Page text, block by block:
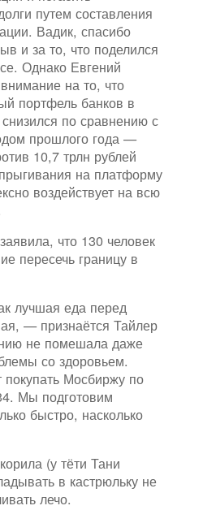
путем составления
Вадик, спасибо
и за то, что поделился
Однако Евгений
на то, что
портфель банков в
по сравнению с
прошлого года —
10,7 трлн рублей
на платформу
воздействует на всю
что 130 человек
пересечь границу в
лучшая еда перед
— признаётся Тайлер
не помешала даже
со здоровьем.
Мосбиржу по
Мы подготовим
быстро, насколько
(у тёти Тани
в кастрюльку не
лечо.